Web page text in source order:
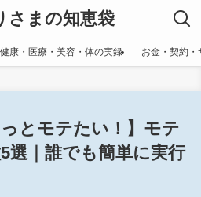
さまの知恵袋
健康・医療・美容・体の実録 お金・契約
っとモテたい！】モテ
選｜誰でも簡単に実行